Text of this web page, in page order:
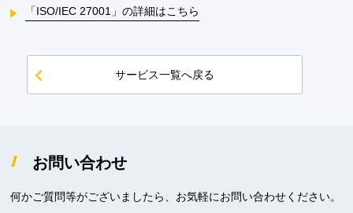
「ISO/IEC 27001」の詳細はこちら
サービス一覧へ戻る
お問い合わせ
何かご質問等がございましたら、お気軽にお問い合わせください。